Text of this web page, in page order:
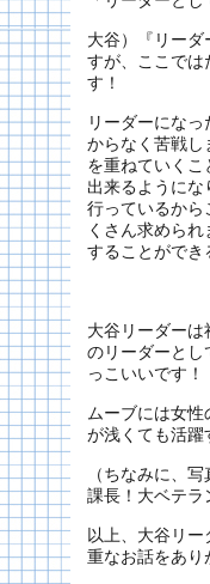
大谷）『リー
すが、ここでは
す！
リーダーにな
からなく苦戦し
を重ねていく
出来るようにな
行っているから
くさん求めら
することができ
大谷リーダーは
のリーダーとし
っこいいです！
ムーブには女
が浅くても活躍
（ちなみに、
課長！大ベテラ
以上、大谷リ
重なお話をあり